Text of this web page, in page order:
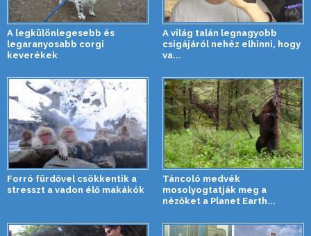
A legkülönlegesebb és
legaranyosabb corgi
keverékek
A világ talán legnagyobb
csigájáról nehéz elhinni, hogy
va...
Forró fürdővel csökkentik a
stresszt a vadon élő makákók
Táncoló medvék
mosolyogtatják meg a
nézőket a Planet Earth...